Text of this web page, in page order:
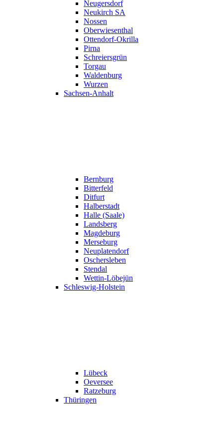
Neugersdorf
Neukirch SA
Nossen
Oberwiesenthal
Ottendorf-Okrilla
Pirna
Schreiersgrün
Torgau
Waldenburg
Wurzen
Sachsen-Anhalt
Bernburg
Bitterfeld
Ditfurt
Halberstadt
Halle (Saale)
Landsberg
Magdeburg
Merseburg
Neuplatendorf
Oschersleben
Stendal
Wettin-Löbejün
Schleswig-Holstein
Lübeck
Oeversee
Ratzeburg
Thüringen